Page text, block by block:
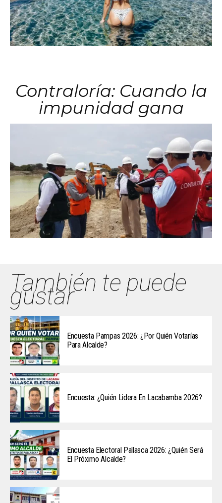
Contraloría: Cuando la
impunidad gana
También te puede
gustar
Encuesta Pampas 2026: ¿Por Quién Votarías
Para Alcalde?
Encuesta: ¿Quién Lidera En Lacabamba 2026?
Encuesta Electoral Pallasca 2026: ¿Quién Será
El Próximo Alcalde?